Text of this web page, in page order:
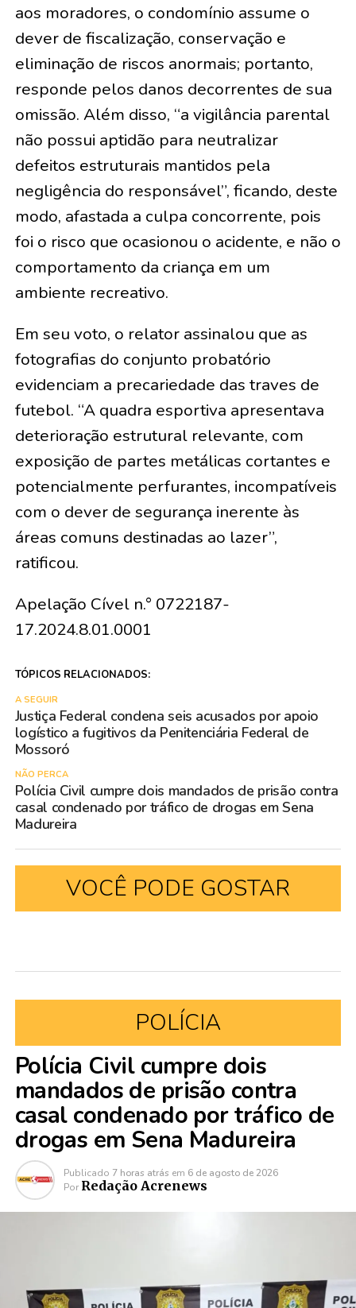
aos moradores, o condomínio assume o
dever de fiscalização, conservação e
eliminação de riscos anormais; portanto,
responde pelos danos decorrentes de sua
omissão. Além disso, “a vigilância parental
não possui aptidão para neutralizar
defeitos estruturais mantidos pela
negligência do responsável”, ficando, deste
modo, afastada a culpa concorrente, pois
foi o risco que ocasionou o acidente, e não o
comportamento da criança em um
ambiente recreativo.
Em seu voto, o relator assinalou que as
fotografias do conjunto probatório
evidenciam a precariedade das traves de
futebol. “A quadra esportiva apresentava
deterioração estrutural relevante, com
exposição de partes metálicas cortantes e
potencialmente perfurantes, incompatíveis
com o dever de segurança inerente às
áreas comuns destinadas ao lazer”,
ratificou.
Apelação Cível n.° 0722187-
17.2024.8.01.0001
TÓPICOS RELACIONADOS:
A SEGUIR
Justiça Federal condena seis acusados por apoio
logístico a fugitivos da Penitenciária Federal de
Mossoró
NÃO PERCA
Polícia Civil cumpre dois mandados de prisão contra
casal condenado por tráfico de drogas em Sena
Madureira
VOCÊ PODE GOSTAR
POLÍCIA
Polícia Civil cumpre dois
mandados de prisão contra
casal condenado por tráfico de
drogas em Sena Madureira
Publicado 7 horas atrás em 6 de agosto de 2026
Por Redação Acrenews